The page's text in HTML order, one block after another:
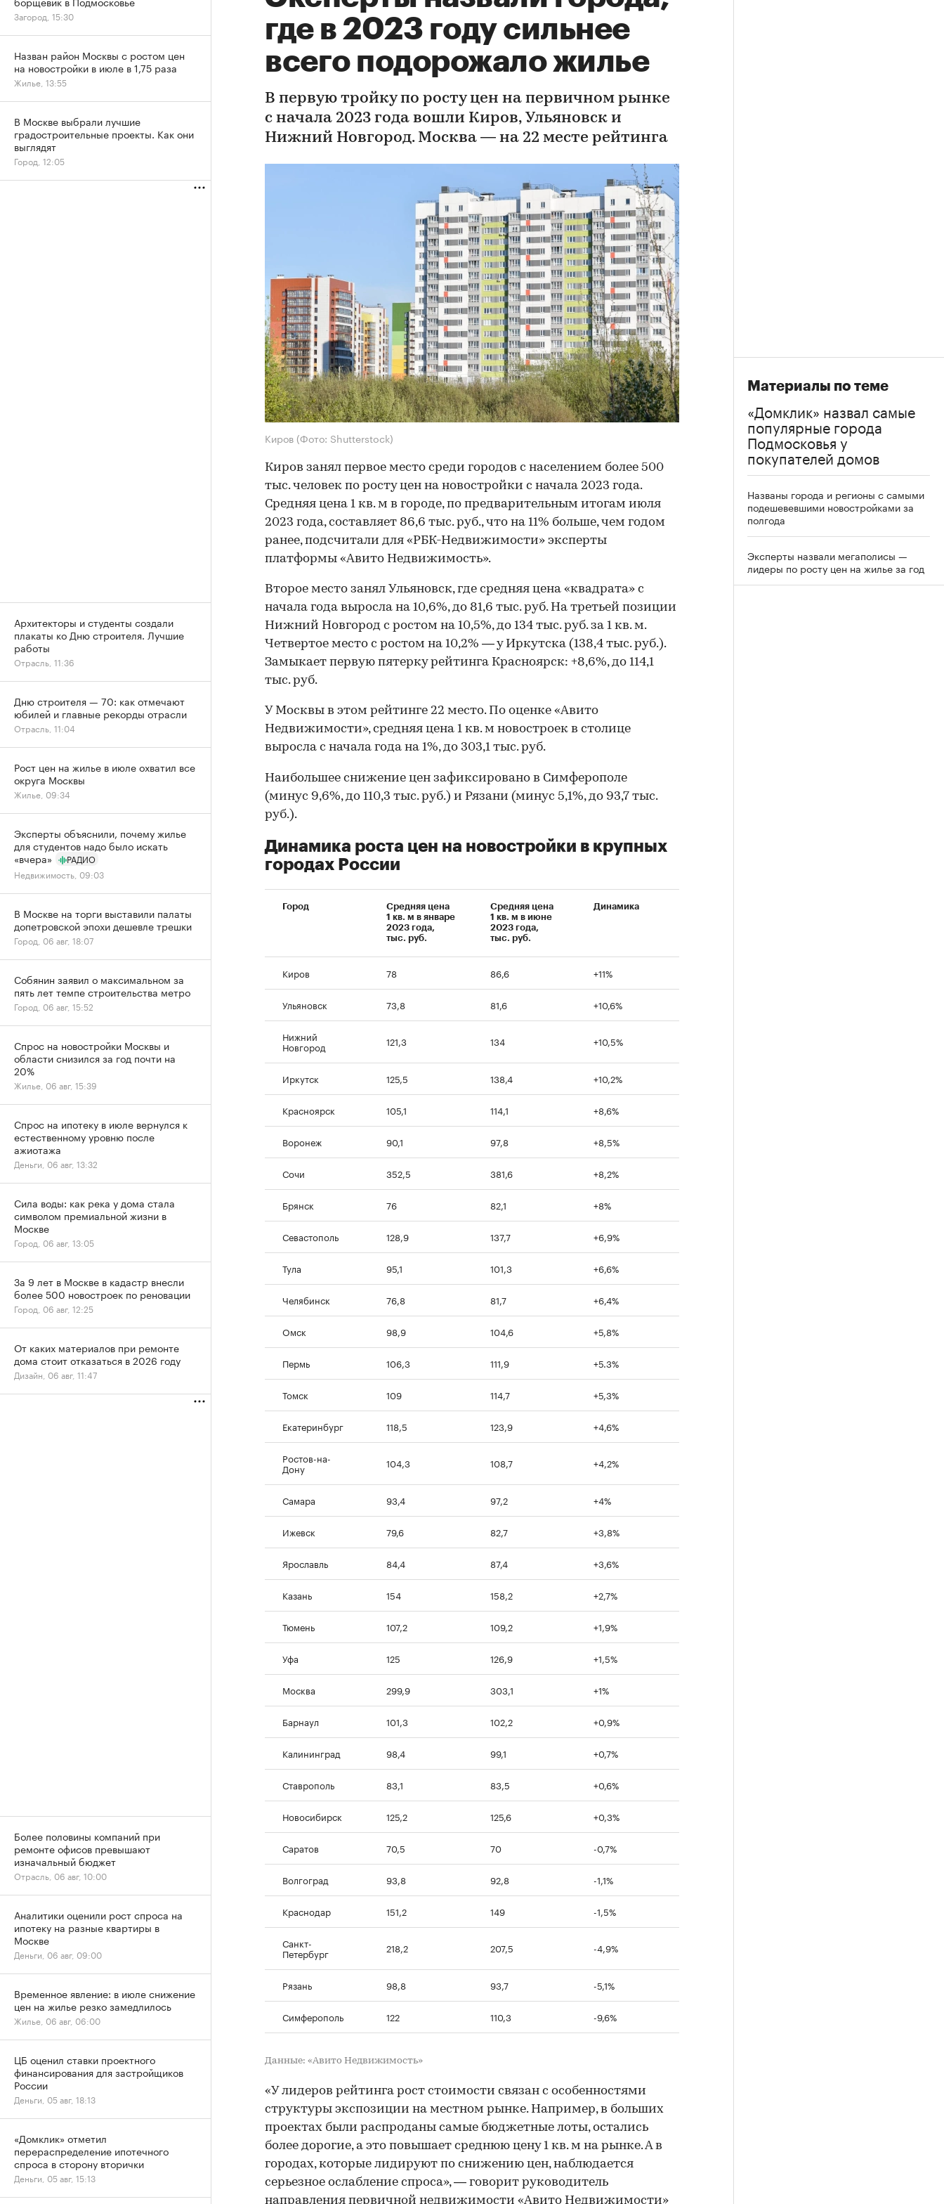
где в 2023 году сильнее
всего подорожало жилье
В первую тройку по росту цен на первичном рынке
с начала 2023 года вошли Киров, Ульяновск и
Нижний Новгород. Москва — на 22 месте рейтинга
Киров (Фото: Shutterstock)
Киров занял первое место среди городов с населением более 500
тыс. человек по росту цен на новостройки с начала 2023 года.
Средняя цена 1 кв. м в городе, по предварительным итогам июля
2023 года, составляет 86,6 тыс. руб., что на 11% больше, чем годом
ранее, подсчитали для «РБК-Недвижимости» эксперты
платформы «Авито Недвижимость».
Второе место занял Ульяновск, где средняя цена «квадрата» с
начала года выросла на 10,6%, до 81,6 тыс. руб. На третьей позиции
Нижний Новгород с ростом на 10,5%, до 134 тыс. руб. за 1 кв. м.
Четвертое место с ростом на 10,2% — у Иркутска (138,4 тыс. руб.).
Замыкает первую пятерку рейтинга Красноярск: +8,6%, до 114,1
тыс. руб.
У Москвы в этом рейтинге 22 место. По оценке «Авито
Недвижимости», средняя цена 1 кв. м новостроек в столице
выросла с начала года на 1%, до 303,1 тыс. руб.
Наибольшее снижение цен зафиксировано в Симферополе
(минус 9,6%, до 110,3 тыс. руб.) и Рязани (минус 5,1%, до 93,7 тыс.
руб.).
Динамика роста цен на новостройки в крупных
городах России
Город
Средняя цена
1 кв. м в январе
2023 года,
тыс. руб.
Средняя цена
1 кв. м в июне
2023 года,
тыс. руб.
Динамика
Киров 78 86,6 +11%
Ульяновск 73,8 81,6 +10,6%
Нижний
Новгород 121,3 134 +10,5%
Иркутск 125,5 138,4 +10,2%
Красноярск 105,1 114,1 +8,6%
Воронеж 90,1 97,8 +8,5%
Сочи 352,5 381,6 +8,2%
Брянск 76 82,1 +8%
Севастополь 128,9 137,7 +6,9%
Тула 95,1 101,3 +6,6%
Челябинск 76,8 81,7 +6,4%
Омск 98,9 104,6 +5,8%
Пермь 106,3 111,9 +5.3%
Томск 109 114,7 +5,3%
Екатеринбург 118,5 123,9 +4,6%
Ростов-на-
Дону 104,3 108,7 +4,2%
Самара 93,4 97,2 +4%
Ижевск 79,6 82,7 +3,8%
Ярославль 84,4 87,4 +3,6%
Казань 154 158,2 +2,7%
Тюмень 107,2 109,2 +1,9%
Уфа 125 126,9 +1,5%
Москва 299,9 303,1 +1%
Барнаул 101,3 102,2 +0,9%
Калининград 98,4 99,1 +0,7%
Ставрополь 83,1 83,5 +0,6%
Новосибирск 125,2 125,6 +0,3%
Саратов 70,5 70 -0,7%
Волгоград 93,8 92,8 -1,1%
Краснодар 151,2 149 -1,5%
Санкт-
Петербург 218,2 207,5 -4,9%
Рязань 98,8 93,7 -5,1%
Симферополь 122 110,3 -9,6%
Данные: «Авито Недвижимость»
«У лидеров рейтинга рост стоимости связан с особенностями
структуры экспозиции на местном рынке. Например, в больших
проектах были распроданы самые бюджетные лоты, остались
более дорогие, а это повышает среднюю цену 1 кв. м на рынке. А в
городах, которые лидируют по снижению цен, наблюдается
серьезное ослабление спроса», — говорит руководитель
направления первичной недвижимости «Авито Недвижимости»
Материалы по теме
«Домклик» назвал самые
популярные города
Подмосковья у
покупателей домов
Названы города и регионы с самыми
подешевевшими новостройками за
полгода
Эксперты назвали мегаполисы —
лидеры по росту цен на жилье за год
Загород, 15:30
Назван район Москвы с ростом цен
на новостройки в июле в 1,75 раза
Жилье, 13:55
В Москве выбрали лучшие
градостроительные проекты. Как они
выглядят
Город, 12:05
Архитекторы и студенты создали
плакаты ко Дню строителя. Лучшие
работы
Отрасль, 11:36
Дню строителя — 70: как отмечают
юбилей и главные рекорды отрасли
Отрасль, 11:04
Рост цен на жилье в июле охватил все
округа Москвы
Жилье, 09:34
Эксперты объяснили, почему жилье
для студентов надо было искать
«вчера»
РАДИО
Недвижимость, 09:03
В Москве на торги выставили палаты
допетровской эпохи дешевле трешки
Город, 06 авг, 18:07
Собянин заявил о максимальном за
пять лет темпе строительства метро
Город, 06 авг, 15:52
Спрос на новостройки Москвы и
области снизился за год почти на
20%
Жилье, 06 авг, 15:39
Спрос на ипотеку в июле вернулся к
естественному уровню после
ажиотажа
Деньги, 06 авг, 13:32
Сила воды: как река у дома стала
символом премиальной жизни в
Москве
Город, 06 авг, 13:05
За 9 лет в Москве в кадастр внесли
более 500 новостроек по реновации
Город, 06 авг, 12:25
От каких материалов при ремонте
дома стоит отказаться в 2026 году
Дизайн, 06 авг, 11:47
Более половины компаний при
ремонте офисов превышают
изначальный бюджет
Отрасль, 06 авг, 10:00
Аналитики оценили рост спроса на
ипотеку на разные квартиры в
Москве
Деньги, 06 авг, 09:00
Временное явление: в июле снижение
цен на жилье резко замедлилось
Жилье, 06 авг, 06:00
ЦБ оценил ставки проектного
финансирования для застройщиков
России
Деньги, 05 авг, 18:13
«Домклик» отметил
перераспределение ипотечного
спроса в сторону вторички
Деньги, 05 авг, 15:13